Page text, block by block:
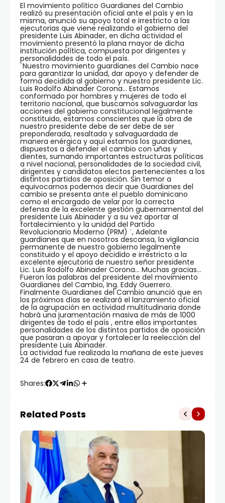
El movimiento político Guardianes del Cambio
realizó su presentación oficial ante el país y en la
misma, anunció su apoyo total e irrestricto a las
ejecutorias que viene realizando el gobierno del
presidente Luis Abinader, en dicha actividad el
movimiento presentó la plana mayor de dicha
institución política, compuesta por dirigentes y
personalidades de todo el país.
¨Nuestro movimiento guardianes del Cambio nace
para garantizar la unidad, dar apoyo y defender de
forma decidida al gobierno y nuestro presidente Lic.
Luis Rodolfo Abinader Corona… Estamos
conformado por hombres y mujeres de todo el
territorio nacional, que buscamos salvaguardar las
acciones del gobierno constitucional legalmente
constituido, estamos conscientes que la obra de
nuestro presidente debe de ser debe de ser
preponderada, resaltada y salvaguardada de
manera enérgica y aquí estamos los guardianes,
dispuestos a defender el cambio con uñas y
dientes, sumando importantes estructuras políticas
a nivel nacional, personalidades de la sociedad civil,
dirigentes y candidatos electos pertenecientes a los
distintos partidos de oposición. Sin temor a
equivocarnos podemos decir que Guardianes del
cambio se presenta ante el pueblo dominicano
como el encargado de velar por la correcta
defensa de la excelente gestión gubernamental del
presidente Luis Abinader y a su vez aportar al
fortalecimiento y la unidad del Partido
Revolucionario Moderno (PRM) ¨, Adelante
guardianes que en nosotros descansa, la vigilancia
permanente de nuestro gobierno legalmente
constituido y el apoyo decidido e irrestricto a la
excelente ejecutoria de nuestro señor presidente
Lic. Luis Rodolfo Abinader Corona… Muchas gracias…
Fueron las palabras del presidente del movimiento
Guardianes del Cambio, Ing. Eddy Guerrero.
Finalmente Guardianes del Cambio anunció que en
los próximos días se realizará el lanzamiento oficial
de la agrupación en actividad multitudinaria donde
habrá una juramentación masiva de más de 1000
dirigentes de todo el país , entre ellos importantes
personalidades de los distintos partidos de oposición
que pasaran a apoyar y fortalecer la reelección del
presidente Luis Abinader.
La actividad fue realizada la mañana de este jueves
24 de febrero en casa de teatro.
Shares:
Related Posts